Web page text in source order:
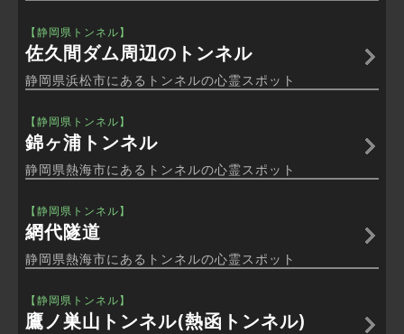
【静岡県トンネル】
佐久間ダム周辺のトンネル
静岡県浜松市にあるトンネルの心霊スポット
【静岡県トンネル】
錦ヶ浦トンネル
静岡県熱海市にあるトンネルの心霊スポット
【静岡県トンネル】
網代隧道
静岡県熱海市にあるトンネルの心霊スポット
【静岡県トンネル】
鷹ノ巣山トンネル(熱函トンネル)